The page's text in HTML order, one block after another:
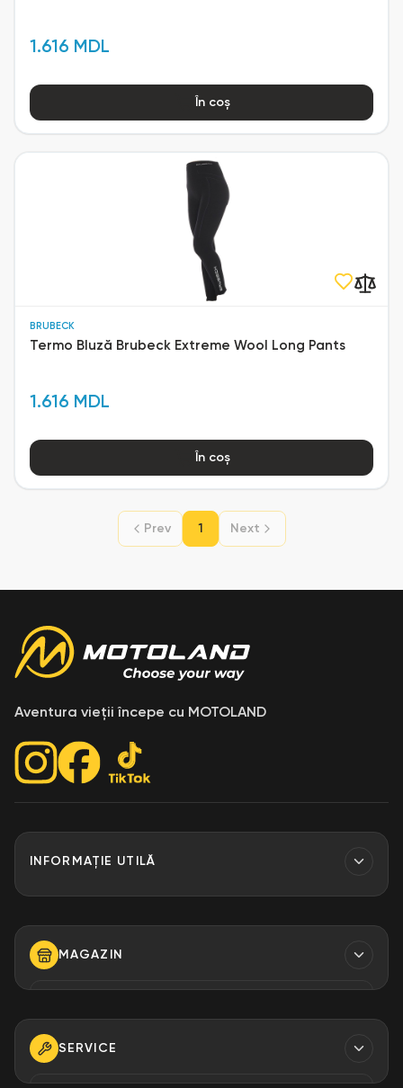
1.616 MDL
În coș
BRUBECK
Termo Bluză Brubeck Extreme Wool Long Pants
1.616 MDL
În coș
Prev 1 Next
Aventura vieții începe cu MOTOLAND
INFORMAȚIE UTILĂ
Despre Noi
MAGAZIN
+373 79 923 304
+373 79 923 306
SERVICE